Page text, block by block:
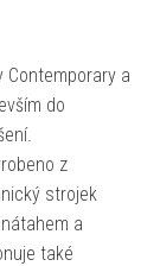
Contemporary a
do
z
strojek
a
také